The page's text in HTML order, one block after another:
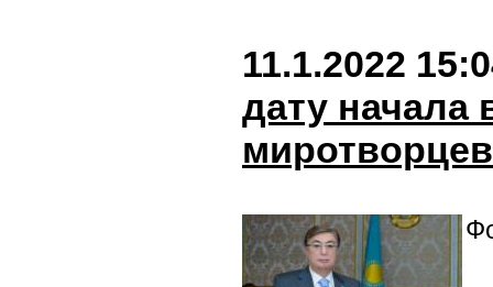
11.1.2022
дату начала
миротворцев